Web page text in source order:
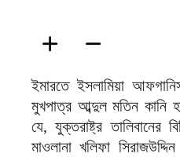
ইমারতে ইসলামিয়া
মুখপাত্র আব্দুল মতিন কানি
যে, যুক্তরাষ্ট্র তালিবানের
মাওলানা খলিফা